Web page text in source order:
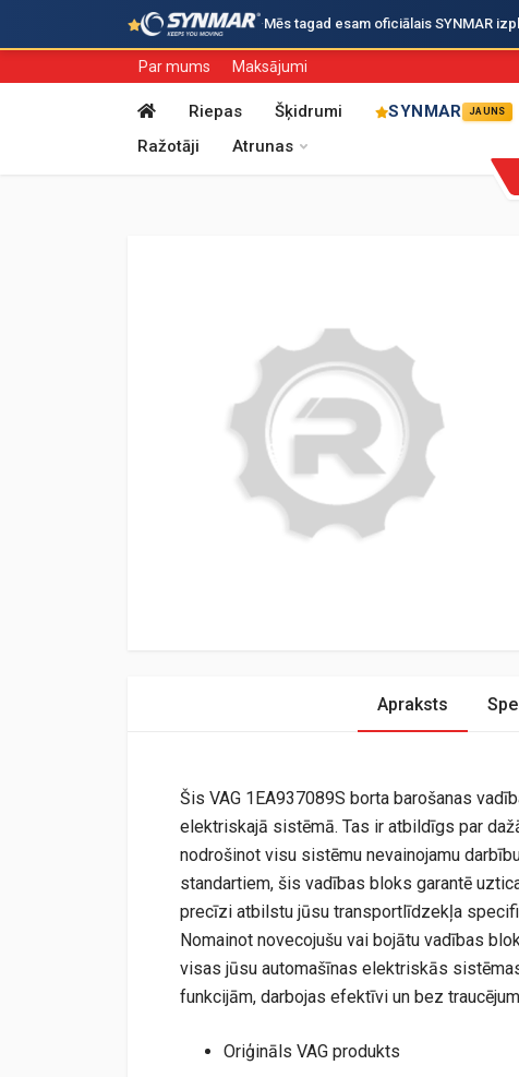
·Mēs tagad esam oficiālais SYNMAR
Par mums Maksājumi
Riepas Šķidrumi SYNMAR JAUNS
Ražotāji
Atrunas
Apraksts
Šis VAG 1EA937089S borta barošanas
elektriskajā sistēmā. Tas ir atbildīgs par
nodrošinot visu sistēmu nevainojamu
standartiem, šis vadības bloks garantē
precīzi atbilstu jūsu transportlīdzekļa
Nomainot novecojušu vai bojātu vadības
visas jūsu automašīnas elektriskās
funkcijām, darbojas efektīvi un bez
Oriģināls VAG produkts